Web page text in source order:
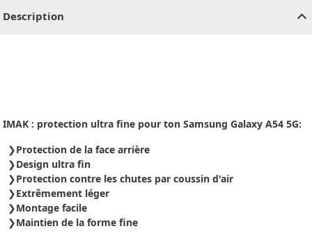
Description
IMAK : protection ultra fine pour ton Samsung Galaxy A54 5G:
Protection de la face arrière
Design ultra fin
Protection contre les chutes par coussin d'air
Extrêmement léger
Montage facile
Maintien de la forme fine